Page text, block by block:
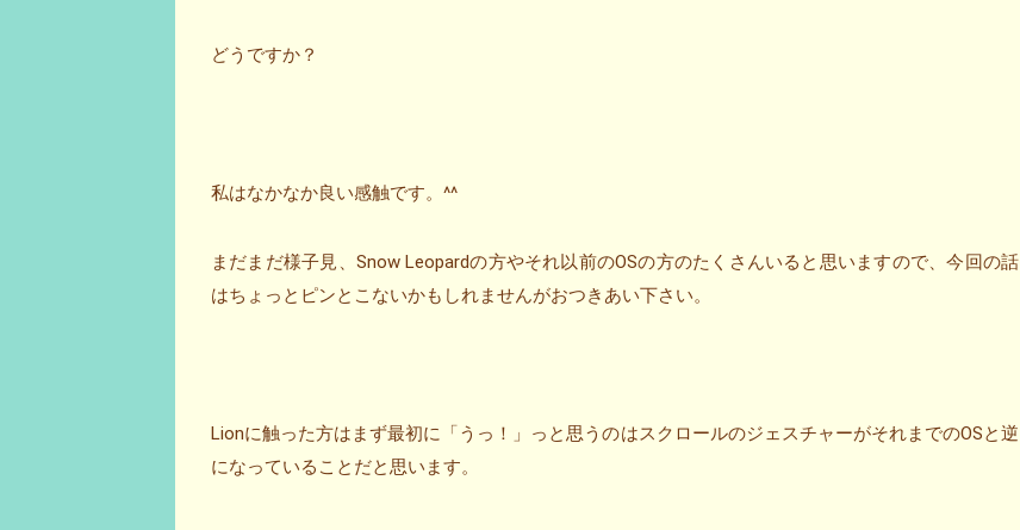
どうですか？
私はなかなか良い感触です。^^
まだまだ様子見、Snow Leopardの方やそれ以前のOSの方のたくさんいると思いますので、今回の話
はちょっとピンとこないかもしれませんがおつきあい下さい。
Lionに触った方はまず最初に「うっ！」っと思うのはスクロールのジェスチャーがそれまでのOSと逆
になっていることだと思います。